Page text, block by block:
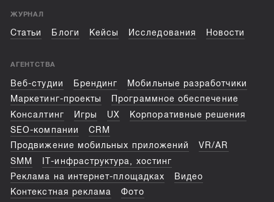
ЖУРНАЛ
Статьи Блоги Кейсы Исследования Новости
АГЕНТСТВА
Веб-студии Брендинг
Мобильные разработчики
Маркетинг-проекты
Программное обеспечение
Консалтинг
Игры UX
Корпоративные решения
SEO-компании
CRM
Продвижение мобильных приложений
VR/AR
SMM
IT-инфраструктура, хостинг
Реклама на интернет-площадках
Видео
Контекстная реклама
Фото